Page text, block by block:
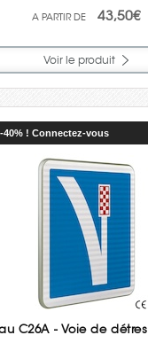
43,50€
Voir le produit
40% ! Connectez-vous
C26A - Voie de